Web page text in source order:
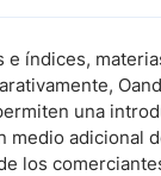
e índices,
una
medio adicional
los